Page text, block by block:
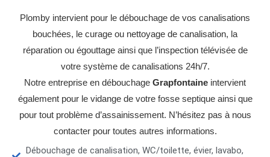
Plomby intervient pour le débouchage de vos canalisations
bouchées, le curage ou nettoyage de canalisation, la
réparation ou égouttage ainsi que l’inspection télévisée de
votre système de canalisations 24h/7.
Notre entreprise en débouchage Grapfontaine intervient
également pour le vidange de votre fosse septique ainsi que
pour tout problème d’assainissement. N’hésitez pas à nous
contacter pour toutes autres informations.
Débouchage de canalisation, WC/toilette, évier, lavabo,